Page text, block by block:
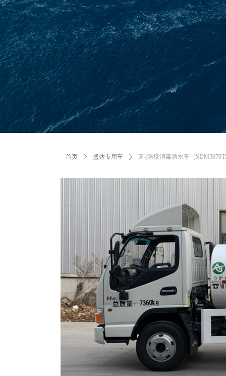
首页 ꄲ 盛达专用车 ꄲ 5吨防疫消毒洒水车（